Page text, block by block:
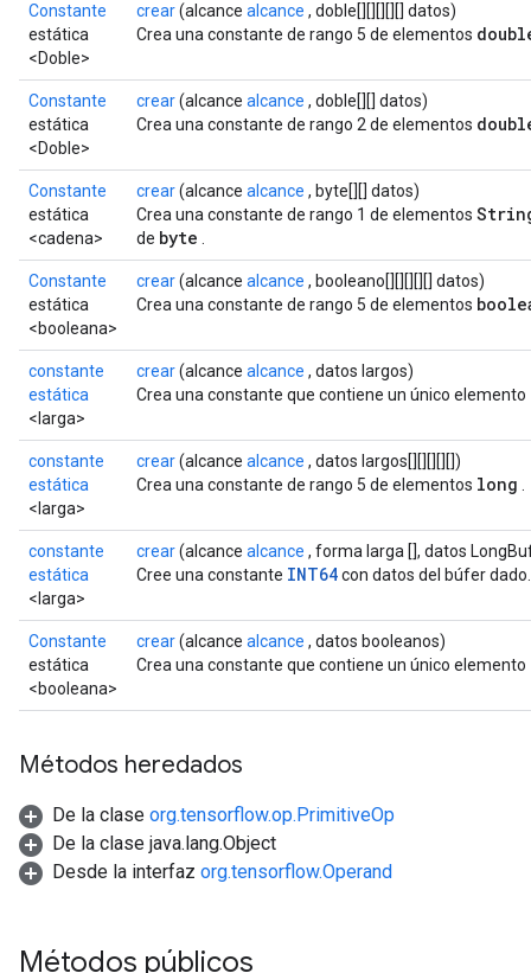
Constante
estática
<Doble>
crear(alcance alcance , doble[][][][][] datos)
Crea una constante de rango 5 de elementos
Constante
estática
<Doble>
crear(alcance alcance , doble[][] datos)
Crea una constante de rango 2 de elementos
Constante
estática
<cadena>
crear(alcance alcance , byte[][] datos)
Crea una constante de rango 1 de elementos
de byte
Constante
estática
<booleana>
crear(alcance alcance , booleano[][][][][] datos)
Crea una constante de rango 5 de elementos
constante
estática
<larga>
crear(alcance alcance , datos largos)
Crea una constante que contiene un único elemento
constante
estática
<larga>
crear(alcance alcance , datos largos[][][][][])
Crea una constante de rango 5 de elementos long
constante
estática
<larga>
crear(alcance alcance , forma larga [], datos
Cree una constante INT64con datos del búfer dado.
Constante
estática
<booleana>
crear(alcance alcance , datos booleanos)
Crea una constante que contiene un único elemento
Métodos heredados
De la clase org.tensorflow.op.PrimitiveOp
De la clase java.lang.Object
Desde la interfaz org.tensorflow.Operand
Métodos públicos